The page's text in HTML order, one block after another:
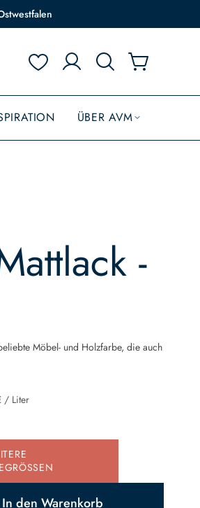
ÜBER AVM
-
Möbel- und Holzfarbe, die auch
/ Liter
In den Warenkorb